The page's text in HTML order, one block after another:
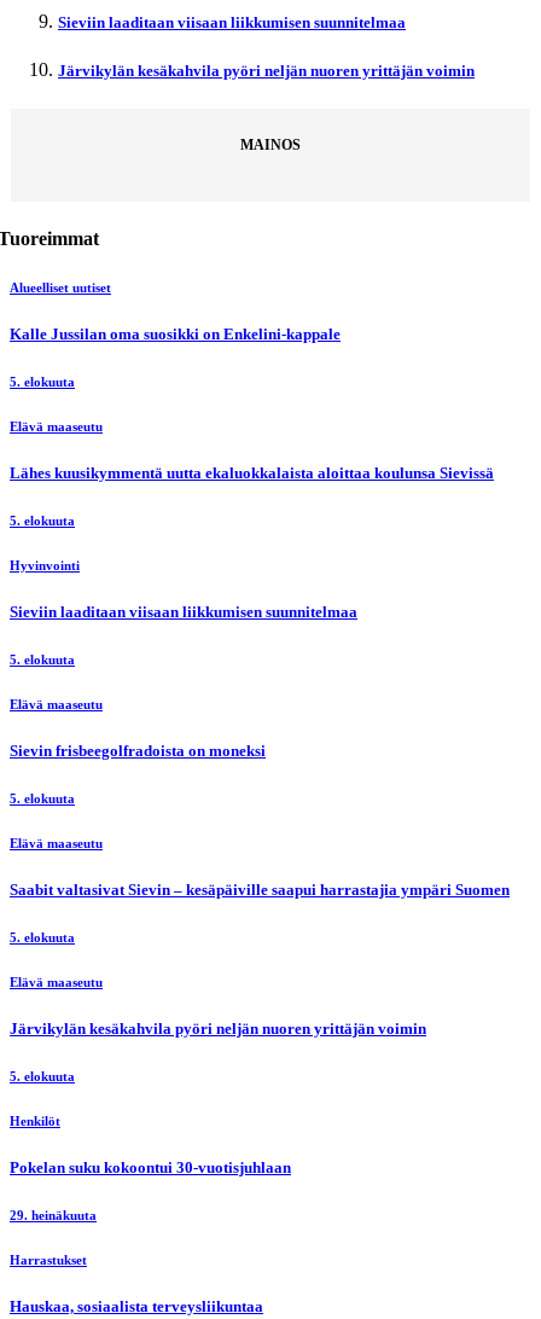
Sieviin laaditaan viisaan liikkumisen suunnitelmaa
Järvikylän kesäkahvila pyöri neljän nuoren yrittäjän voimin
MAINOS
Alueelliset uutiset
Kalle Jussilan oma suosikki on Enkelini-kappale
5. elokuuta
Elävä maaseutu
Lähes kuusikymmentä uutta ekaluokkalaista aloittaa koulunsa Sievissä
5. elokuuta
Hyvinvointi
Sieviin laaditaan viisaan liikkumisen suunnitelmaa
5. elokuuta
Elävä maaseutu
Sievin frisbeegolfradoista on moneksi
5. elokuuta
Elävä maaseutu
Saabit valtasivat Sievin – kesäpäiville saapui harrastajia ympäri Suomen
5. elokuuta
Elävä maaseutu
Järvikylän kesäkahvila pyöri neljän nuoren yrittäjän voimin
5. elokuuta
Henkilöt
Pokelan suku kokoontui 30-vuotisjuhlaan
29. heinäkuuta
Harrastukset
Hauskaa, sosiaalista terveysliikuntaa